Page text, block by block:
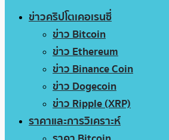
ข่าวคริปโตเคอเรนซี่
ข่าว Bitcoin
ข่าว Ethereum
ข่าว Binance Coin
ข่าว Dogecoin
ข่าว Ripple (XRP)
ราคาและการวิเคราะห์